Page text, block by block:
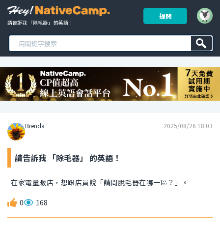
請告訴我 「除毛器」 的英語！
提問
Brenda 2025/08/26 18:03
請告訴我 「除毛器」 的英語！
在家電量販店，想跟店員說「請問脫毛器在哪一區？」。
0 168